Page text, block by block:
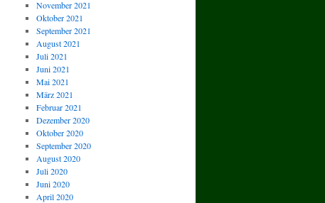
November 2021
Oktober 2021
September 2021
August 2021
Juli 2021
Juni 2021
Mai 2021
März 2021
Februar 2021
Dezember 2020
Oktober 2020
September 2020
August 2020
Juli 2020
Juni 2020
April 2020